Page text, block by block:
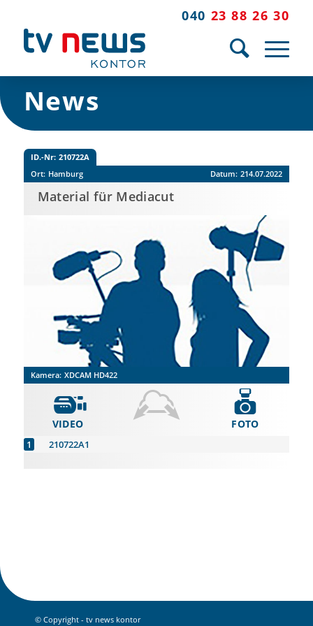
040 23 88 26 30
News
ID.-Nr: 210722A
Ort: Hamburg Datum: 214.07.2022
Material für Mediacut
Kamera: XDCAM HD422
VIDEO
210722A1
FOTO
© Copyright - tv news kontor